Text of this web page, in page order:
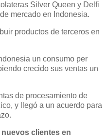
Silver Queen y Delfi
mercado en Indonesia.
productos de terceros en
un consumo per
crecido sus ventas un
de procesamiento de
y llegó a un acuerdo para
nuevos clientes en